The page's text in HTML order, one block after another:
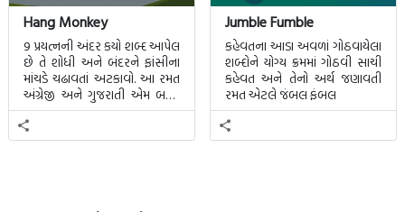
Hang Monkey
9 પ્રયત્નની અંદર કયો શબ્દ આપેલ
છે તે શોધી અને બંદરને ફાંસીના
માંચડે ચઢાવતાં અટકાવો. આ રમત
અંગ્રેજી અને ગુજરાતી એમ બન્ને
ભાષા માટે રમી શકાશે.
Jumble Fumble
કહેવતના આડા અવળાં ગોઠવાયેલા
શબ્દોને યોગ્ય ક્રમમાં ગોઠવી સાચી
કહેવત અને તેનો અર્થ જણાવતી
રમત એટલે જંબલ ફંબલ